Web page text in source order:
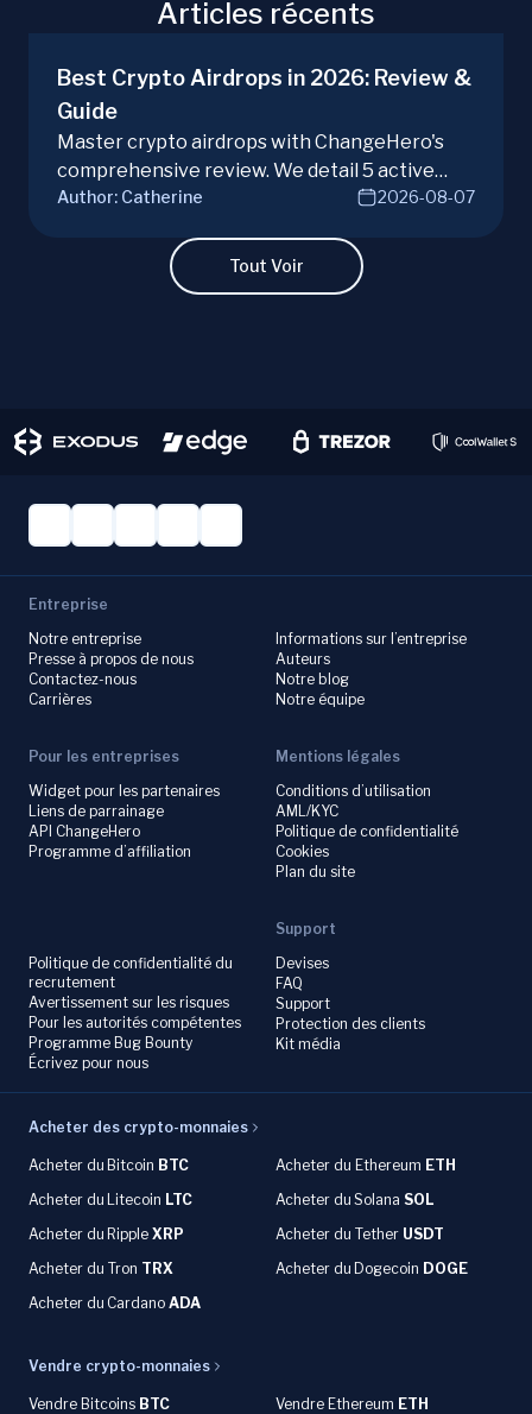
Articles récents
Best Crypto Airdrops in 2026: Review &
Guide
Master crypto airdrops with ChangeHero's
comprehensive review. We detail 5 active
campaigns, risks, benefits, and a vital checklist
Author: Catherine 2026-08-07
Tout Voir
Entreprise
Notre entreprise
Presse à propos de nous
Contactez-nous
Carrières
Informations sur l’entreprise
Auteurs
Notre blog
Notre équipe
Pour les entreprises
Widget pour les partenaires
Liens de parrainage
API ChangeHero
Programme d’affiliation
Mentions légales
Conditions d’utilisation
AML/KYC
Politique de confidentialité
Cookies
Plan du site
Politique de confidentialité du
recrutement
Avertissement sur les risques
Pour les autorités compétentes
Programme Bug Bounty
Écrivez pour nous
Support
Devises
FAQ
Support
Protection des clients
Kit média
Acheter des crypto-monnaies
Acheter du Bitcoin BTC Acheter du Ethereum ETH
Acheter du Litecoin LTC Acheter du Solana SOL
Acheter du Ripple XRP Acheter du Tether USDT
Acheter du Tron TRX Acheter du Dogecoin DOGE
Acheter du Cardano ADA
Vendre crypto-monnaies
Vendre Bitcoins BTC Vendre Ethereum ETH